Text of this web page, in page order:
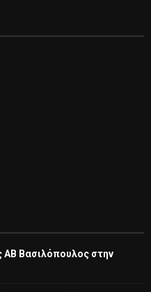
ΑΒ Βασιλόπουλος στην